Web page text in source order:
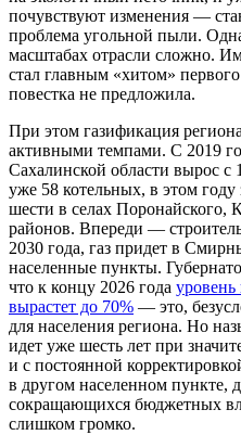
почувствуют изменения —
проблема угольной пыли.
масштабах отрасли сложно.
стал главным «хитом»
повестка не предложила.
При этом газификация
активными темпами. С 2019
Сахалинской области вырос с
уже 58 котельных, в этом
шести в селах Поронайского,
районов. Впереди —
2030 года, газ придет в
населенные пункты.
что к концу 2026 года
вырастет до 70% — это,
для населения региона. Но
идет уже шесть лет при
и с постоянной
в другом населенном пункте,
сокращающихся бюджетных
слишком громко.